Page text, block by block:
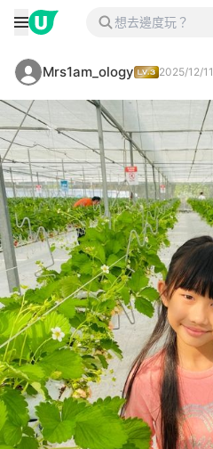
Mrs1am_ology 2025/12/11